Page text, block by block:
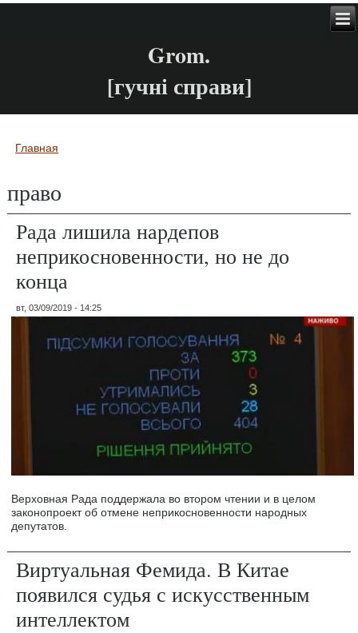
Grom.
[гучні справи]
Вы здесь
Главная
право
Рада лишила нардепов
неприкосновенности, но не до
конца
вт, 03/09/2019 - 14:25
Верховная Рада поддержала во втором чтении и в целом
законопроект об отмене неприкосновенности народных
депутатов.
Виртуальная Фемида. В Китае
появился судья с искусственным
интеллектом